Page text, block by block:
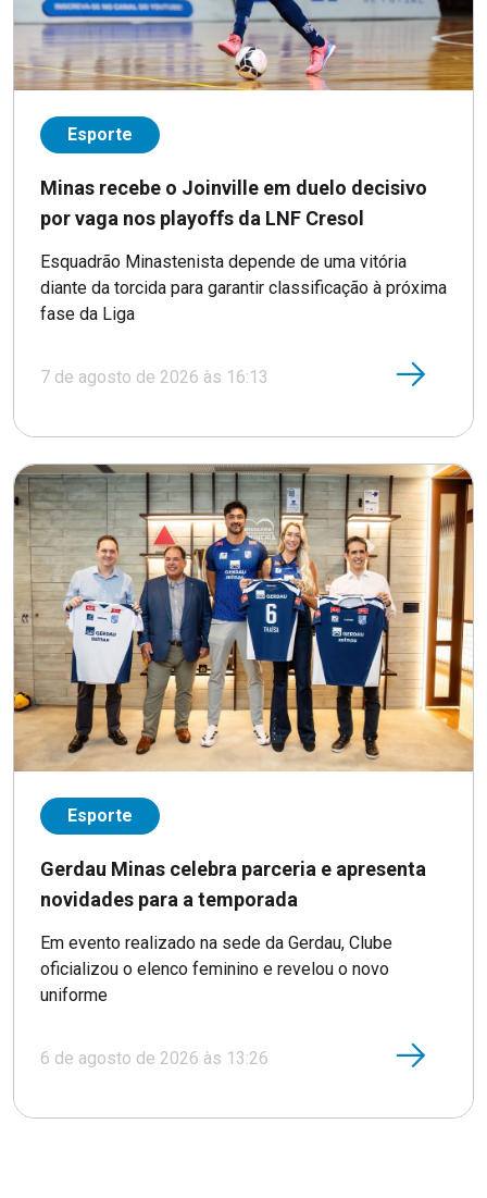
Esporte
Minas recebe o Joinville em duelo decisivo
por vaga nos playoffs da LNF Cresol
Esquadrão Minastenista depende de uma vitória
diante da torcida para garantir classificação à próxima
fase da Liga
7 de agosto de 2026 às 16:13
Esporte
Gerdau Minas celebra parceria e apresenta
novidades para a temporada
Em evento realizado na sede da Gerdau, Clube
oficializou o elenco feminino e revelou o novo
uniforme
6 de agosto de 2026 às 13:26